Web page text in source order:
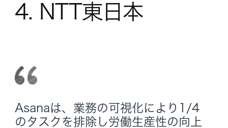
4. NTT東日本
Asanaは、業務の可視化により1/4
のタスクを排除し労働生産性の向上